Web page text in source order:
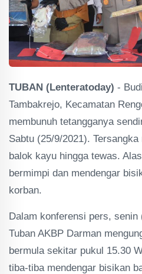
TUBAN (Lenteratoday) -
Tambakrejo, Kecamatan
membunuh tetangganya
Sabtu (25/9/2021).
balok kayu hingga tewas.
bermimpi dan mendengar
korban.
Dalam konferensi pers, senin
Tuban AKBP Darman
bermula sekitar pukul 15.30
tiba-tiba mendengar bisikan